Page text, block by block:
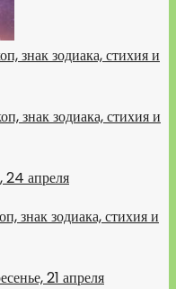
знак зодиака, стихия и
знак зодиака, стихия и
24 апреля
знак зодиака, стихия и
21 апреля